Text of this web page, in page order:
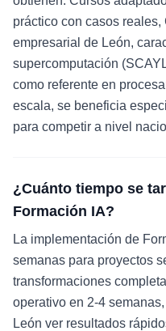
práctico con casos
empresarial de León,
supercomputación
como referente en
escala, se beneficia
para competir a nivel
¿Cuánto tiempo se
Formación IA?
La implementación de
semanas para proyectos
transformaciones
operativo en 2-4
León ver resultados